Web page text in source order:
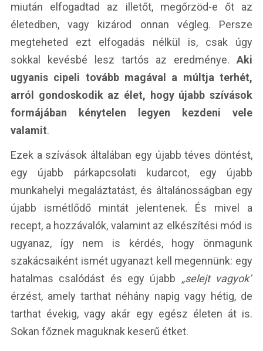
miután elfogadtad az illetőt, megőrzöd-e őt az
életedben, vagy kizárod onnan végleg. Persze
megteheted ezt elfogadás nélkül is, csak úgy
sokkal kevésbé lesz tartós az eredménye. Aki
ugyanis cipeli tovább magával a múltja terhét,
arról gondoskodik az élet, hogy újabb szívások
formájában kénytelen legyen kezdeni vele
valamit.
Ezek a szívások általában egy újabb téves döntést,
egy újabb párkapcsolati kudarcot, egy újabb
munkahelyi megaláztatást, és általánosságban egy
újabb ismétlődő mintát jelentenek. És mivel a
recept, a hozzávalók, valamint az elkészítési mód is
ugyanaz, így nem is kérdés, hogy önmagunk
szakácsaiként ismét ugyanazt kell megennünk: egy
hatalmas csalódást és egy újabb „selejt vagyok”
érzést, amely tarthat néhány napig vagy hétig, de
tarthat évekig, vagy akár egy egész életen át is.
Sokan főznek maguknak keserű étket.